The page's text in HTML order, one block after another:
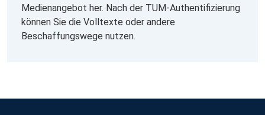
Medienangebot her. Nach der TUM-Authentifizierung
können Sie die Volltexte oder andere
Beschaffungswege nutzen.